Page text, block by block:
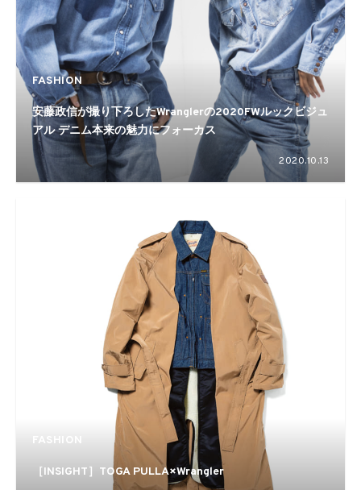
FASHION
安藤政信が撮り下ろしたWranglerの2020FWルックビジュ
アル デニム本来の魅力にフォーカス
2020.10.13
FASHION
［INSIGHT］TOGA PULLA×Wrangler